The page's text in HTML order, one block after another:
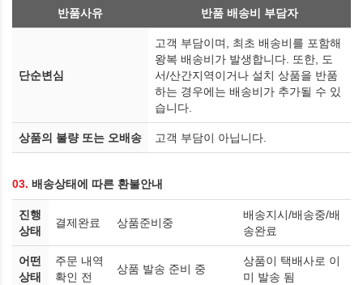
반품사유 반품 배송비 부담자
단순변심
고객 부담이며, 최초 배송비를 포함해
왕복 배송비가 발생합니다. 또한, 도
서/산간지역이거나 설치 상품을 반품
하는 경우에는 배송비가 추가될 수 있
습니다.
상품의 불량 또는 오배송 고객 부담이 아닙니다.
03. 배송상태에 따른 환불안내
진행
상태
결제완료 상품준비중
배송지시/배송중/배
송완료
어떤
상태
주문 내역
확인 전
상품 발송 준비 중
상품이 택배사로 이
미 발송 됨